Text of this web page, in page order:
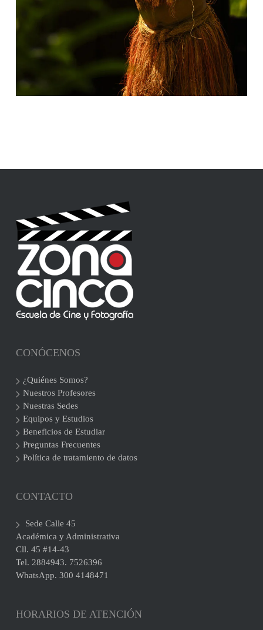
CONÓCENOS
¿Quiénes Somos?
Nuestros Profesores
Nuestras Sedes
Equipos y Estudios
Beneficios de Estudiar
Preguntas Frecuentes
Política de tratamiento de datos
CONTACTO
Sede Calle 45
Académica y Administrativa
Cll. 45 #14-43
Tel. 2884943. 7526396
WhatsApp. 300 4148471
HORARIOS DE ATENCIÓN